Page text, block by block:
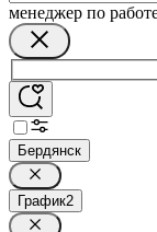
менеджер по
Бердянск
График2